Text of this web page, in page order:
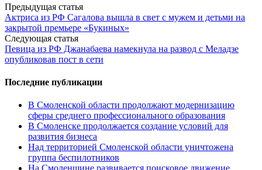
Post
navigation
Предыдущая статья
Актриса из РФ Сагалова вышла в свет с мужем и детьми на
закрытой премьере «Букиных»
Следующая статья
Певица из РФ Джанабаева намекнула на развод с Меладзе
опубликовав пост в сети
Последние публикации
В Смоленской области продолжают модернизацию
сферы среднего профессионального образования
В Смоленске продолжается создание условий для
развития бизнеса
Над территорией Смоленской области уничтожена
группа беспилотников